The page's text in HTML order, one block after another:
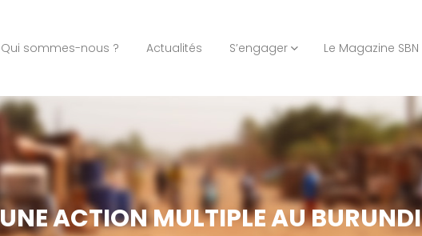
Qui sommes-nous ? Actualités S’engager Le Magazine SBN
UNE ACTION MULTIPLE AU BURUNDI